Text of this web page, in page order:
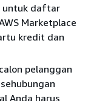
untuk daftar
Marketplace
kredit dan
pelanggan
Anda harus